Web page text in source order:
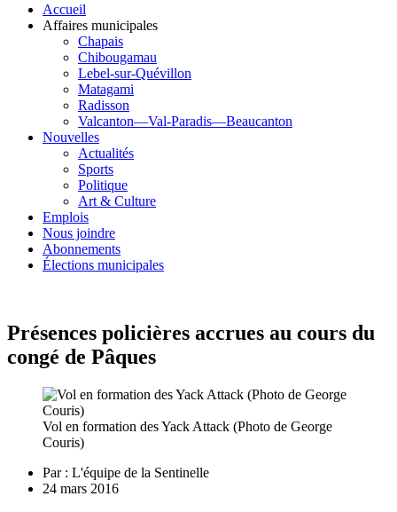
Accueil
Affaires municipales
Chapais
Chibougamau
Lebel-sur-Quévillon
Matagami
Radisson
Valcanton—Val-Paradis—Beaucanton
Nouvelles
Actualités
Sports
Politique
Art & Culture
Emplois
Nous joindre
Abonnements
Élections municipales
Présences policières accrues au cours du
congé de Pâques
Vol en formation des Yack Attack (Photo de George
Couris)
Par : L'équipe de la Sentinelle
24 mars 2016